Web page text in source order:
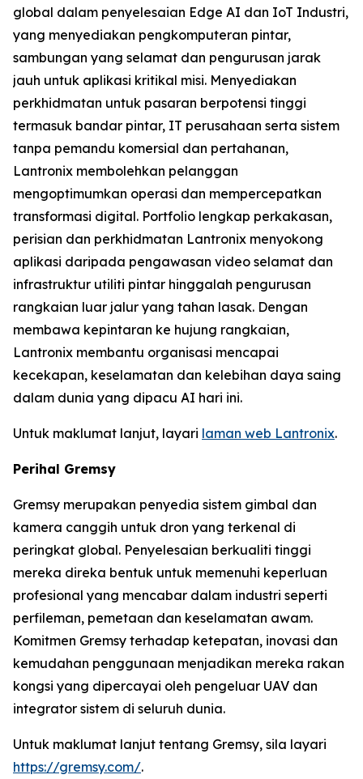
global dalam penyelesaian Edge AI dan IoT Industri,
yang menyediakan pengkomputeran pintar,
sambungan yang selamat dan pengurusan jarak
jauh untuk aplikasi kritikal misi. Menyediakan
perkhidmatan untuk pasaran berpotensi tinggi
termasuk bandar pintar, IT perusahaan serta sistem
tanpa pemandu komersial dan pertahanan,
Lantronix membolehkan pelanggan
mengoptimumkan operasi dan mempercepatkan
transformasi digital. Portfolio lengkap perkakasan,
perisian dan perkhidmatan Lantronix menyokong
aplikasi daripada pengawasan video selamat dan
infrastruktur utiliti pintar hinggalah pengurusan
rangkaian luar jalur yang tahan lasak. Dengan
membawa kepintaran ke hujung rangkaian,
Lantronix membantu organisasi mencapai
kecekapan, keselamatan dan kelebihan daya saing
dalam dunia yang dipacu AI hari ini.
Untuk maklumat lanjut, layari laman web Lantronix.
Perihal Gremsy
Gremsy merupakan penyedia sistem gimbal dan
kamera canggih untuk dron yang terkenal di
peringkat global. Penyelesaian berkualiti tinggi
mereka direka bentuk untuk memenuhi keperluan
profesional yang mencabar dalam industri seperti
perfileman, pemetaan dan keselamatan awam.
Komitmen Gremsy terhadap ketepatan, inovasi dan
kemudahan penggunaan menjadikan mereka rakan
kongsi yang dipercayai oleh pengeluar UAV dan
integrator sistem di seluruh dunia.
Untuk maklumat lanjut tentang Gremsy, sila layari
https://gremsy.com/.